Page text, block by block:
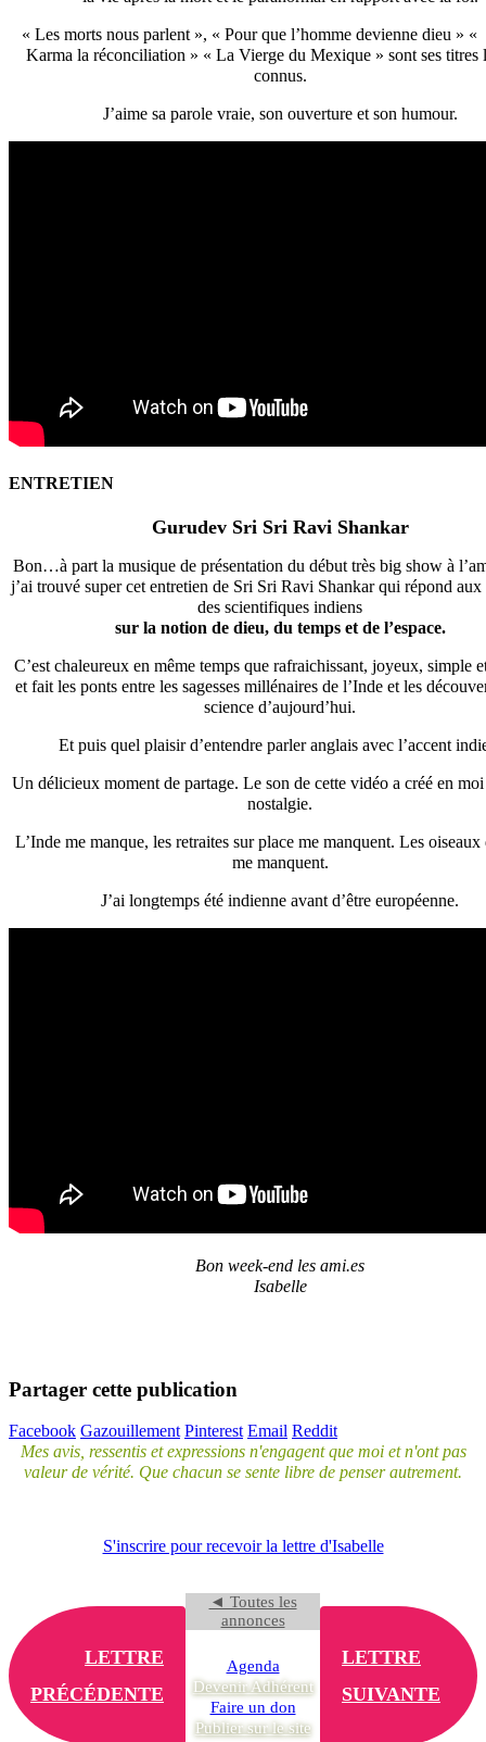
« Les morts nous parlent », « Pour que l’homme devienne dieu » «
Karma la réconciliation » « La Vierge du Mexique » sont ses titres
connus.
J’aime sa parole vraie, son ouverture et son humour.
ENTRETIEN
Gurudev Sri Sri Ravi Shankar
Bon…à part la musique de présentation du début très big show à
j’ai trouvé super cet entretien de Sri Sri Ravi Shankar qui répond aux
des scientifiques indiens
sur la notion de dieu, du temps et de l’espace.
C’est chaleureux en même temps que rafraichissant, joyeux, simple
et fait les ponts entre les sagesses millénaires de l’Inde et les
science d’aujourd’hui.
Et puis quel plaisir d’entendre parler anglais avec l’accent
Un délicieux moment de partage. Le son de cette vidéo a créé en
nostalgie.
L’Inde me manque, les retraites sur place me manquent. Les oiseaux
me manquent.
J’ai longtemps été indienne avant d’être européenne.
Bon week-end les ami.es
Isabelle
Partager cette publication
Facebook Gazouillement Pinterest Email Reddit
Mes avis, ressentis et expressions n'engagent que moi et n'ont pas
valeur de vérité. Que chacun se sente libre de penser autrement.
S'inscrire pour recevoir la lettre d'Isabelle
LETTRE
PRÉCÉDENTE
LETTRE
SUIVANTE
◄ Toutes les
annonces
Agenda
Devenir Adhérent
Faire un don
Publier sur le site